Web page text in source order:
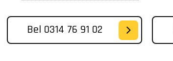
Bel 0314 76 91 02